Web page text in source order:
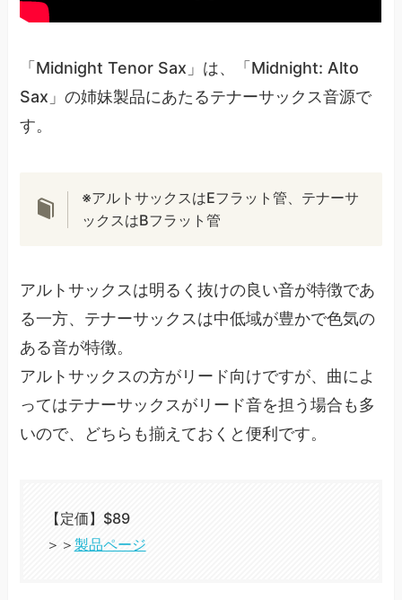
「Midnight Tenor Sax」は、「Midnight: Alto
Sax」の姉妹製品にあたるテナーサックス音源で
す。
※アルトサックスはEフラット管、テナーサ
ックスはBフラット管
アルトサックスは明るく抜けの良い音が特徴であ
る一方、テナーサックスは中低域が豊かで色気の
ある音が特徴。
アルトサックスの方がリード向けですが、曲によ
ってはテナーサックスがリード音を担う場合も多
いので、どちらも揃えておくと便利です。
【定価】$89
＞＞ 製品ページ